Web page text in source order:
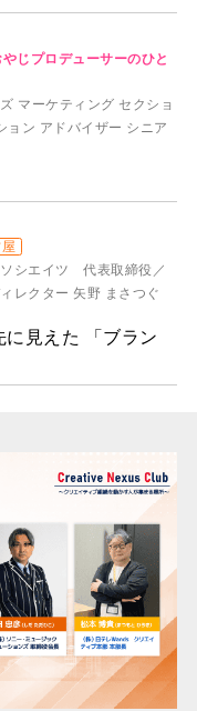
じプロデューサーのひと
マーケティング セクショ
ョン アドバイザー シニア
シエイツ 代表取締役／
レクター 矢野 まさつぐ
に見えた 「ブラン